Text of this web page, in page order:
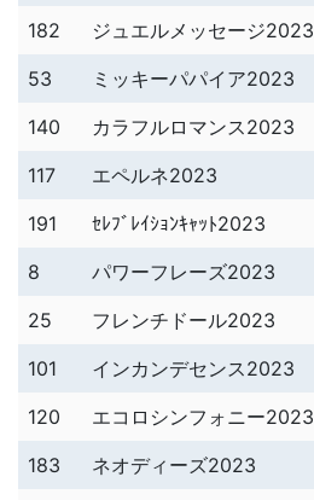
182
ジュエルメッセージ2023
53
ミッキーパパイア2023
140
カラフルロマンス2023
117
エペルネ2023
191
ｾﾚﾌﾞﾚｲｼｮﾝｷｬｯﾄ2023
8
パワーフレーズ2023
25
フレンチドール2023
101
インカンデセンス2023
120
エコロシンフォニー2023
183
ネオディーズ2023